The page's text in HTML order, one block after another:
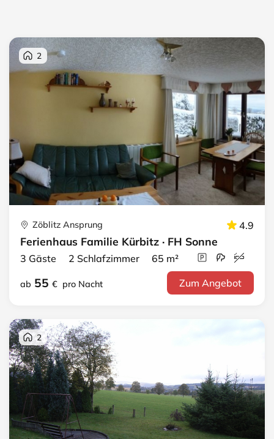
2
Zöblitz Ansprung 4.9
Ferienhaus Familie Kürbitz · FH Sonne
3 Gäste 2 Schlafzimmer 65 m²
ab 55 € pro Nacht Zum Angebot
2